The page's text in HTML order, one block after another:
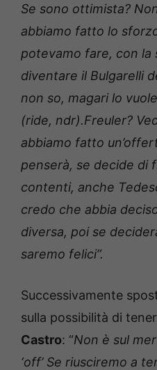
Se sono ottimista?
abbiamo fatto lo
potevamo fare, con la
diventare il Bulgarelli
non so, magari lo
(ride, ndr).Freuler?
abbiamo fatto
penserà, se decide di
contenti, anche
credo che abbia
diversa, poi se
saremo felici”.
Successivamente
sulla possibilità di
Castro: “Non è sul
‘off’ Se riusciremo a